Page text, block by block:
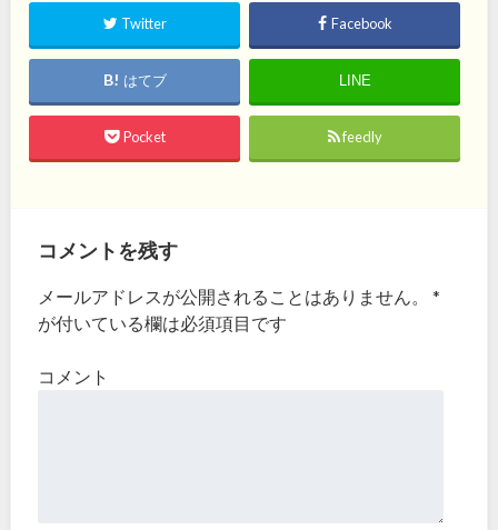
Twitter Facebook
はてブ LINE
Pocket feedly
コメントを残す
メールアドレスが公開されることはありません。
*
が付いている欄は必須項目です
コメント